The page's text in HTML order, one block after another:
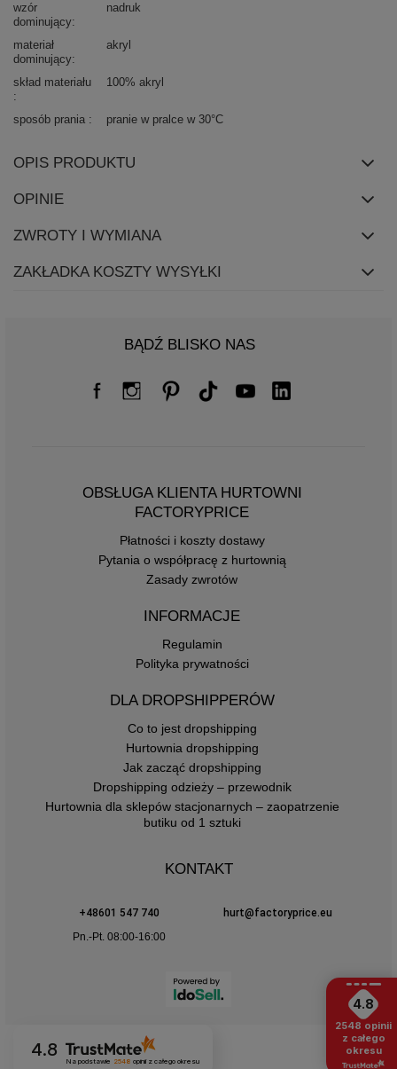
wzór
dominujący
nadruk
materiał
dominujący
akryl
skład materiału 100% akryl
sposób prania pranie w pralce w 30°C
OPIS PRODUKTU
OPINIE
ZWROTY I WYMIANA
ZAKŁADKA KOSZTY WYSYŁKI
BĄDŹ BLISKO NAS
OBSŁUGA KLIENTA HURTOWNI
FACTORYPRICE
Płatności i koszty dostawy
Pytania o współpracę z hurtownią
Zasady zwrotów
INFORMACJE
Regulamin
Polityka prywatności
DLA DROPSHIPPERÓW
Co to jest dropshipping
Hurtownia dropshipping
Jak zacząć dropshipping
Dropshipping odzieży – przewodnik
Hurtownia dla sklepów stacjonarnych – zaopatrzenie
butiku od 1 sztuki
KONTAKT
+48601 547 740
hurt@factoryprice.eu
Pn.-Pt. 08:00-16:00
4.8
Na podstawie 2548 opinii z całego okresu
4.8
2548 opinii
z całego
okresu